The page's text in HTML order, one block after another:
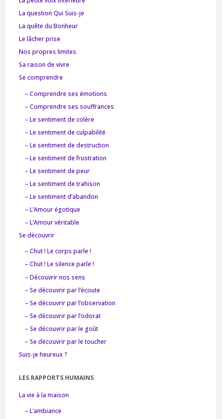
La question Qui Suis-je
La quête du Bonheur
Le lâcher prise
Nos propres limites
Sa raison de vivre
Se comprendre
– Comprendre ses émotions
– Comprendre ses souffrances
– Le sentiment de colère
– Le sentiment de culpabilité
– Le sentiment de destruction
– Le sentiment de frustration
– Le sentiment de peur
– Le sentiment de trahison
– Le sentiment d’abandon
– L’Amour égotique
– L’Amour véritable
Se découvrir
– Chut ! Le corps parle !
– Chut ! Le silence parle !
– Découvrir nos sens
– Se découvrir par l’écoute
– Se découvrir par l’observation
– Se découvrir par l’odorat
– Se découvrir par le goût
– Se découvrir par le toucher
Suis-je heureux ?
LES RAPPORTS HUMAINS
La vie à la maison
– L’ambiance